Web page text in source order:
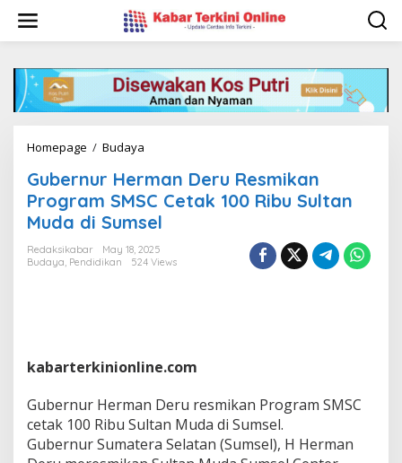
i
Homepage / Budaya
b
e
n
u
r
D
r
u
R
e
Gubernur Herman Deru Resmikan
Program SMSC Cetak 100 Ribu Sultan
Muda di Sumsel
Redaksikabar
May 18, 2025
Budaya, Pendidikan 524 Views
kabarterkinionline.com
Gubernur Herman Deru resmikan Program SMSC
cetak 100 Ribu Sultan Muda di Sumsel.
Gubernur Sumatera Selatan (Sumsel), H Herman